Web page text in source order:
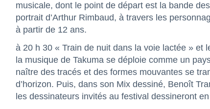
musicale, dont le point de départ est la bande
portrait d’Arthur Rimbaud, à travers les
à partir de 12 ans.
à 20 h 30 « Train de nuit dans la voie lactée » et
la musique de Takuma se déploie comme un
naître des tracés et des formes mouvantes se
d’horizon. Puis, dans son Mix dessiné, Benoît
les dessinateurs invités au festival dessineront